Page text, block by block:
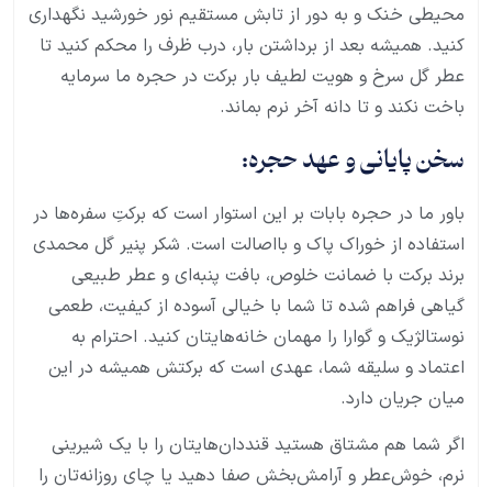
محیطی خنک و به دور از تابش مستقیم نور خورشید نگهداری
کنید. همیشه بعد از برداشتن بار، درب ظرف را محکم کنید تا
عطر گل سرخ و هویت لطیف بار برکت در حجره ما سرمایه
باخت نکند و تا دانه آخر نرم بماند.
سخن پایانی و عهد حجره:
باور ما در حجره بابات بر این استوار است که برکتِ سفره‌ها در
استفاده از خوراک پاک و بااصالت است. شکر پنیر گل محمدی
برند برکت با ضمانت خلوص، بافت پنبه‌ای و عطر طبیعی
گیاهی فراهم شده تا شما با خیالی آسوده از کیفیت، طعمی
نوستالژیک و گوارا را مهمان خانه‌هایتان کنید. احترام به
اعتماد و سلیقه شما، عهدی است که برکتش همیشه در این
میان جریان دارد.
اگر شما هم مشتاق هستید قنددان‌هایتان را با یک شیرینی
نرم، خوش‌عطر و آرامش‌بخش صفا دهید یا چای روزانه‌تان را